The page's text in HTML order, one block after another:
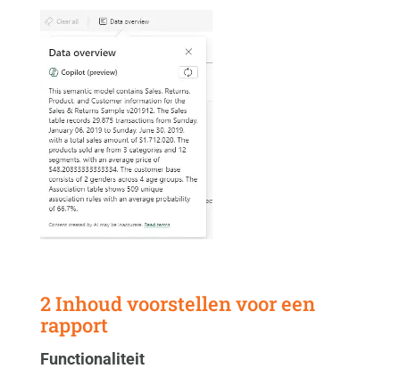
2 Inhoud voorstellen voor een
rapport
Functionaliteit